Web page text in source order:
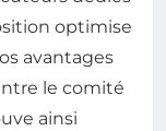
optimise
avantages
le comité
ainsi